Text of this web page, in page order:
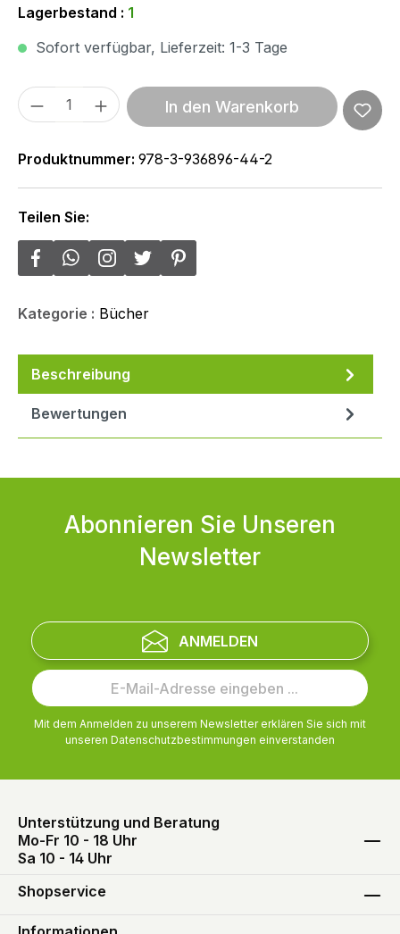
Lagerbestand : 1
Sofort verfügbar, Lieferzeit: 1-3 Tage
Produkt Anzahl: Gib den gewünschten
In den Warenkorb
Produktnummer: 978-3-936896-44-2
Teilen Sie:
Kategorie : Bücher
Beschreibung
Bewertungen
Abonnieren Sie Unseren
Newsletter
ANMELDEN
Mit dem Anmelden zu unserem Newsletter erklären Sie sich mit
unseren Datenschutzbestimmungen einverstanden
Unterstützung und Beratung
Mo-Fr 10 - 18 Uhr
Sa 10 - 14 Uhr
Shopservice